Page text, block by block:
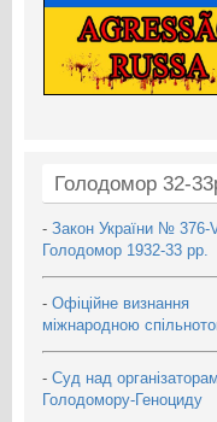
Голодомор 32-
- Закон України № 376-
Голодомор 1932-33 рр.
- Офіційне визнання
міжнародною
- Суд над
Голодомору-Геноциду